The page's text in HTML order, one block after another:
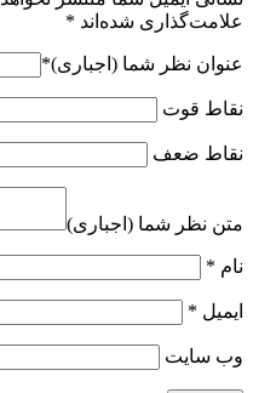
علامت‌گذاری شده‌اند *
عنوان نظر شما (اجباری)*
نقاط قوت
نقاط ضعف
متن نظر شما (اجباری)
نام *
ایمیل *
وب‌ سایت